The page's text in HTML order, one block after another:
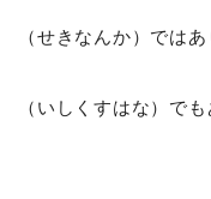
（せきなんか）ではあ
（いしくすはな）でも